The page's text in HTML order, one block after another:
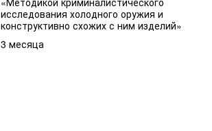
исследования холодного оружия и
конструктивно схожих с ним изделий»
3 месяца